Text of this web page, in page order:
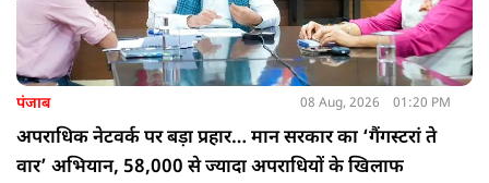
पंजाब 08 Aug, 2026 01:20 PM
अपराधिक नेटवर्क पर बड़ा प्रहार… मान सरकार का ‘गैंगस्टरां ते
वार’ अभियान, 58,000 से ज्यादा अपराधियों के खिलाफ